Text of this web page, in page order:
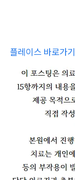
플레이스 바로가기